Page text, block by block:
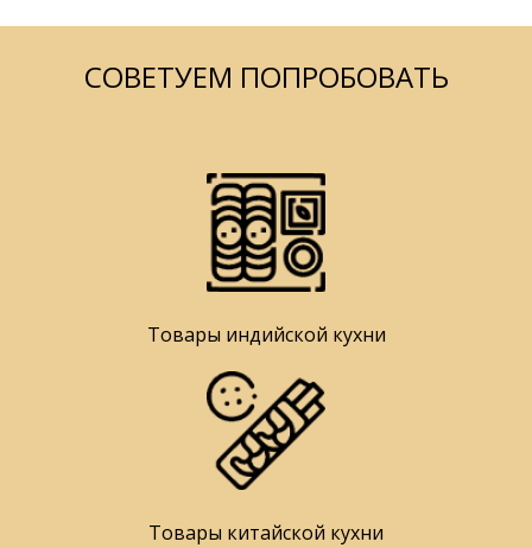
СОВЕТУЕМ ПОПРОБОВАТЬ
Товары индийской кухни
Товары китайской кухни